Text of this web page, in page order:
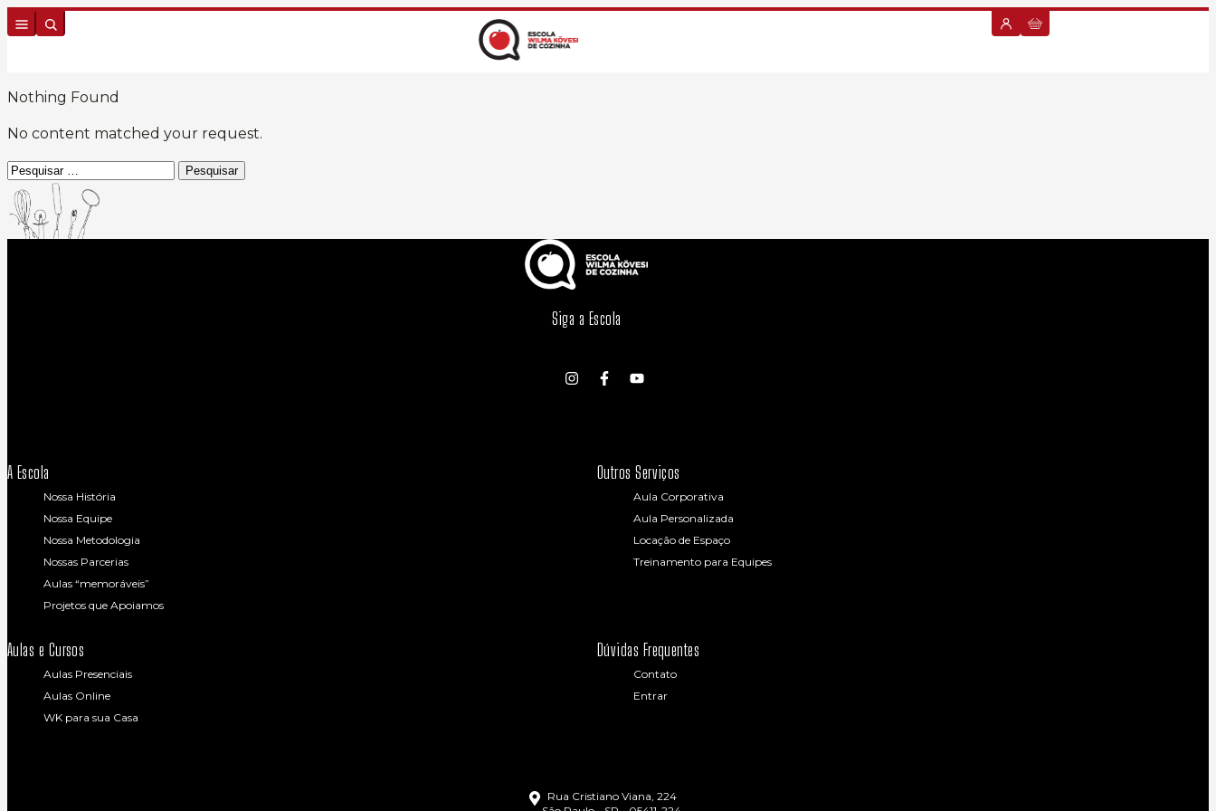
Skip to content
Nothing Found
No content matched your request.
Pesquisar
por:
Siga a Escola
A Escola
Nossa História
Nossa Equipe
Nossa Metodologia
Nossas Parcerias
Aulas “memoráveis”
Projetos que Apoiamos
Outros Serviços
Aula Corporativa
Aula Personalizada
Locação de Espaço
Treinamento para Equipes
Aulas e Cursos
Aulas Presenciais
Aulas Online
WK para sua Casa
Dúvidas Frequentes
Contato
Entrar
Rua Cristiano Viana, 224